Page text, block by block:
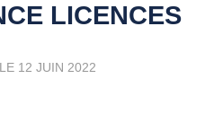
LICENCES
12 JUIN 2022